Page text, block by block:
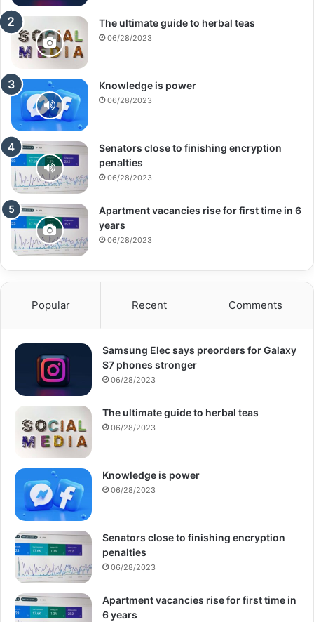
The ultimate guide to herbal teas
06/28/2023
Knowledge is power
06/28/2023
Senators close to finishing encryption
penalties
06/28/2023
Apartment vacancies rise for first time in 6
years
06/28/2023
Popular Recent Comments
Samsung Elec says preorders for Galaxy
S7 phones stronger
06/28/2023
The ultimate guide to herbal teas
06/28/2023
Knowledge is power
06/28/2023
Senators close to finishing encryption
penalties
06/28/2023
Apartment vacancies rise for first time in
6 years